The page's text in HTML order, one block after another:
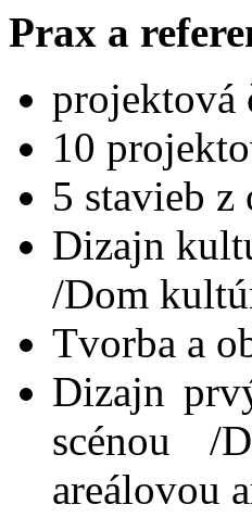
Prax a
projektová
10
5 stavieb z
Dizajn
/Dom
Tvorba a
Dizajn
scénou /
areálovou